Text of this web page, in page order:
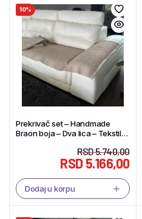
10%
Prekrivač set – Handmade
Braon boja – Dva lica – Tekstil
RSD5.740,00
RSD5.166,00
Dodaj u korpu